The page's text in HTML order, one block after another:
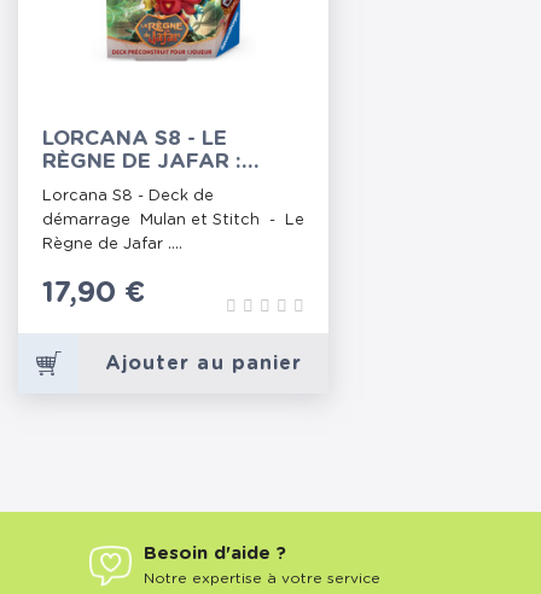
LORCANA S8 - LE
RÈGNE DE JAFAR :
STARTER MULAN ET
STITCH
Lorcana S8 - Deck de
démarrage Mulan et Stitch - Le
Règne de Jafar ....
Prix
17,90 €
Ajouter au panier
Besoin d'aide ?
Notre expertise à votre service